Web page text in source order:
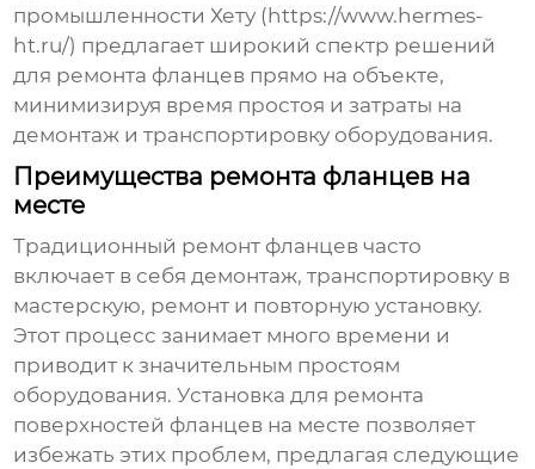
промышленности Хету (https://www.hermes-
ht.ru/) предлагает широкий спектр решений
для ремонта фланцев прямо на объекте,
минимизируя время простоя и затраты на
демонтаж и транспортировку оборудования.
Преимущества ремонта фланцев на
месте
Традиционный ремонт фланцев часто
включает в себя демонтаж, транспортировку в
мастерскую, ремонт и повторную установку.
Этот процесс занимает много времени и
приводит к значительным простоям
оборудования.Установка для ремонта
поверхностей фланцев на месте позволяет
избежать этих проблем, предлагая следующие